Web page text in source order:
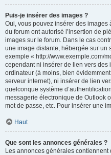
Puis-je insérer des images ?
Oui, vous pouvez insérer des
du forum ont autorisé l’insertion de
images sur le forum. Dans le cas
une image distante, hébergée sur un
exemple « http://www.exemple.com/
cependant ni insérer de lien vers des
ordinateur (à moins, bien
serveur internet), ni insérer de lien
quelconque système
messagerie électronique de Outlook
mot de passe, etc. Pour insérer une
Haut
Que sont les annonces générales ?
Les annonces générales